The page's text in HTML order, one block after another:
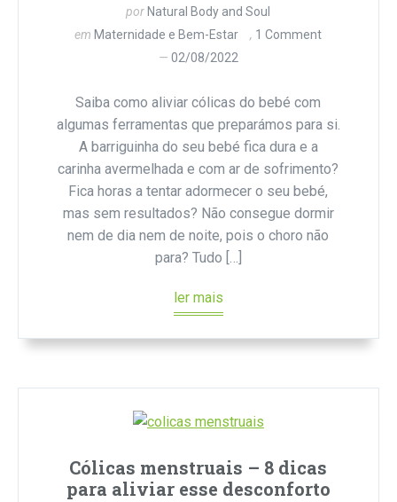
por Natural Body and Soul
em Maternidade e Bem-Estar
1 Comment
02/08/2022
Saiba como aliviar cólicas do bebé com
algumas ferramentas que preparámos para si.
A barriguinha do seu bebé fica dura e a
carinha avermelhada e com ar de sofrimento?
Fica horas a tentar adormecer o seu bebé,
mas sem resultados? Não consegue dormir
nem de dia nem de noite, pois o choro não
para? Tudo […]
ler mais
Cólicas menstruais – 8 dicas
para aliviar esse desconforto